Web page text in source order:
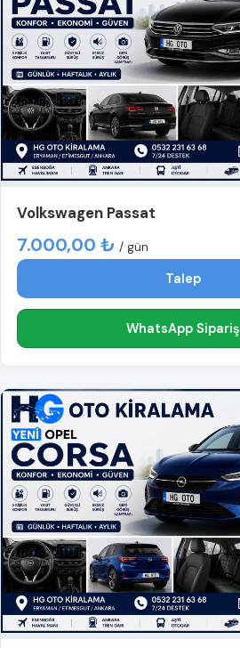
Volkswagen Passat
7.000,00 ₺ / gün
Talep
WhatsApp Sipariş